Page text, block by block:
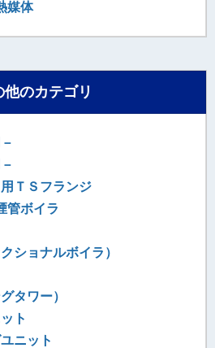
媒体
他のカテゴリ
ＴＳフランジ
管ボイラ
ショナルボイラ）
タワー）
ト
ニット